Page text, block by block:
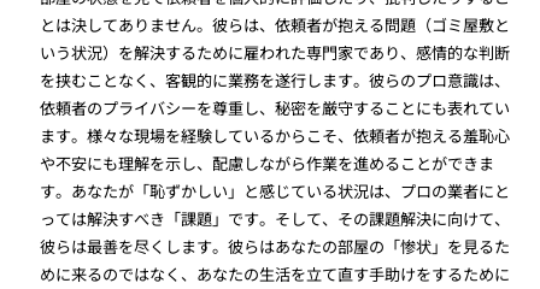
とは決してありません。彼らは、依頼者が抱える問題（ゴミ屋敷と
いう状況）を解決するために雇われた専門家であり、感情的な判断
を挟むことなく、客観的に業務を遂行します。彼らのプロ意識は、
依頼者のプライバシーを尊重し、秘密を厳守することにも表れてい
ます。様々な現場を経験しているからこそ、依頼者が抱える羞恥心
や不安にも理解を示し、配慮しながら作業を進めることができま
す。あなたが「恥ずかしい」と感じている状況は、プロの業者にと
っては解決すべき「課題」です。そして、その課題解決に向けて、
彼らは最善を尽くします。彼らはあなたの部屋の「惨状」を見るた
めに来るのではなく、あなたの生活を立て直す手助けをするために